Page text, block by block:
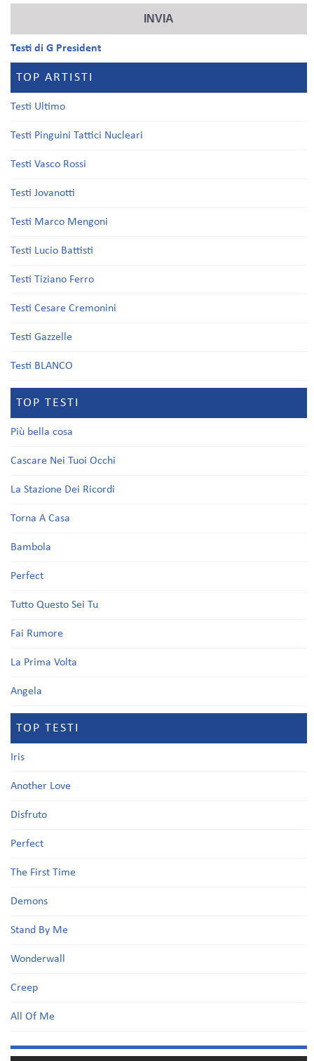
Testi di G President
TOP ARTISTI
Testi Ultimo
Testi Pinguini Tattici Nucleari
Testi Vasco Rossi
Testi Jovanotti
Testi Marco Mengoni
Testi Lucio Battisti
Testi Tiziano Ferro
Testi Cesare Cremonini
Testi Gazzelle
Testi BLANCO
TOP TESTI
Più bella cosa
Cascare Nei Tuoi Occhi
La Stazione Dei Ricordi
Torna A Casa
Bambola
Perfect
Tutto Questo Sei Tu
Fai Rumore
La Prima Volta
Angela
TOP TESTI
Iris
Another Love
Disfruto
Perfect
The First Time
Demons
Stand By Me
Wonderwall
Creep
All Of Me